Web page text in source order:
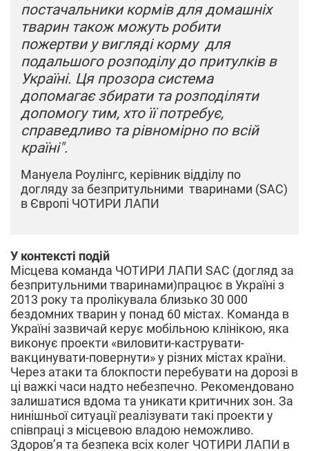
постачальники кормів для домашніх
тварин також можуть робити
пожертви у вигляді корму для
подальшого розподілу до притулків в
Україні. Ця прозора система
допомагає збирати та розподіляти
допомогу тим, хто її потребує,
справедливо та рівномірно по всій
країні".
Мануела Роулінгс, керівник відділу по
догляду за безпритульними тваринами (SAC)
в Європі ЧОТИРИ ЛАПИ
У контексті подій
Місцева команда ЧОТИРИ ЛАПИ SAC (догляд за
безпритульними тваринами)працює в Україні з
2013 року та пролікувала близько 30 000
бездомних тварин у понад 60 містах. Команда в
Україні зазвичай керує мобільною клінікою, яка
виконує проекти «виловити-каструвати-
вакцинувати-повернути» у різних містах країни.
Через атаки та блокпости перебувати на дорозі в
ці важкі часи надто небезпечно. Рекомендовано
залишатися вдома та уникати критичних зон. За
нинішньої ситуації реалізувати такі проекти у
співпраці з місцевою владою неможливо.
Здоров’я та безпека всіх колег ЧОТИРИ ЛАПИ в